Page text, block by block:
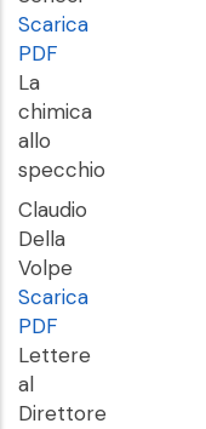
Scarica
PDF
La
chimica
allo
specchio
Claudio
Della
Volpe
Scarica
PDF
Lettere
al
Direttore